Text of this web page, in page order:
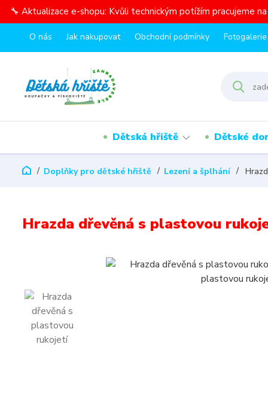
🔧 Aktualizace e-shopu: Kvůli technickým potížím pracujeme
O nás Jak nakupovat Obchodní podmínky Fotogalerie
Dětská hřiště Dětské
Doplňky pro dětské hřiště Lezení a šplhání
Hrazda dřevěná s plastovou